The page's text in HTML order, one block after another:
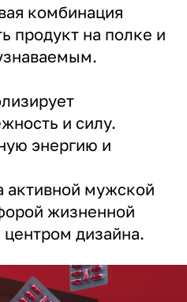
комбинация
продукт на полке и
и силу.
энергию и
активной мужской
жизненной
дизайна.